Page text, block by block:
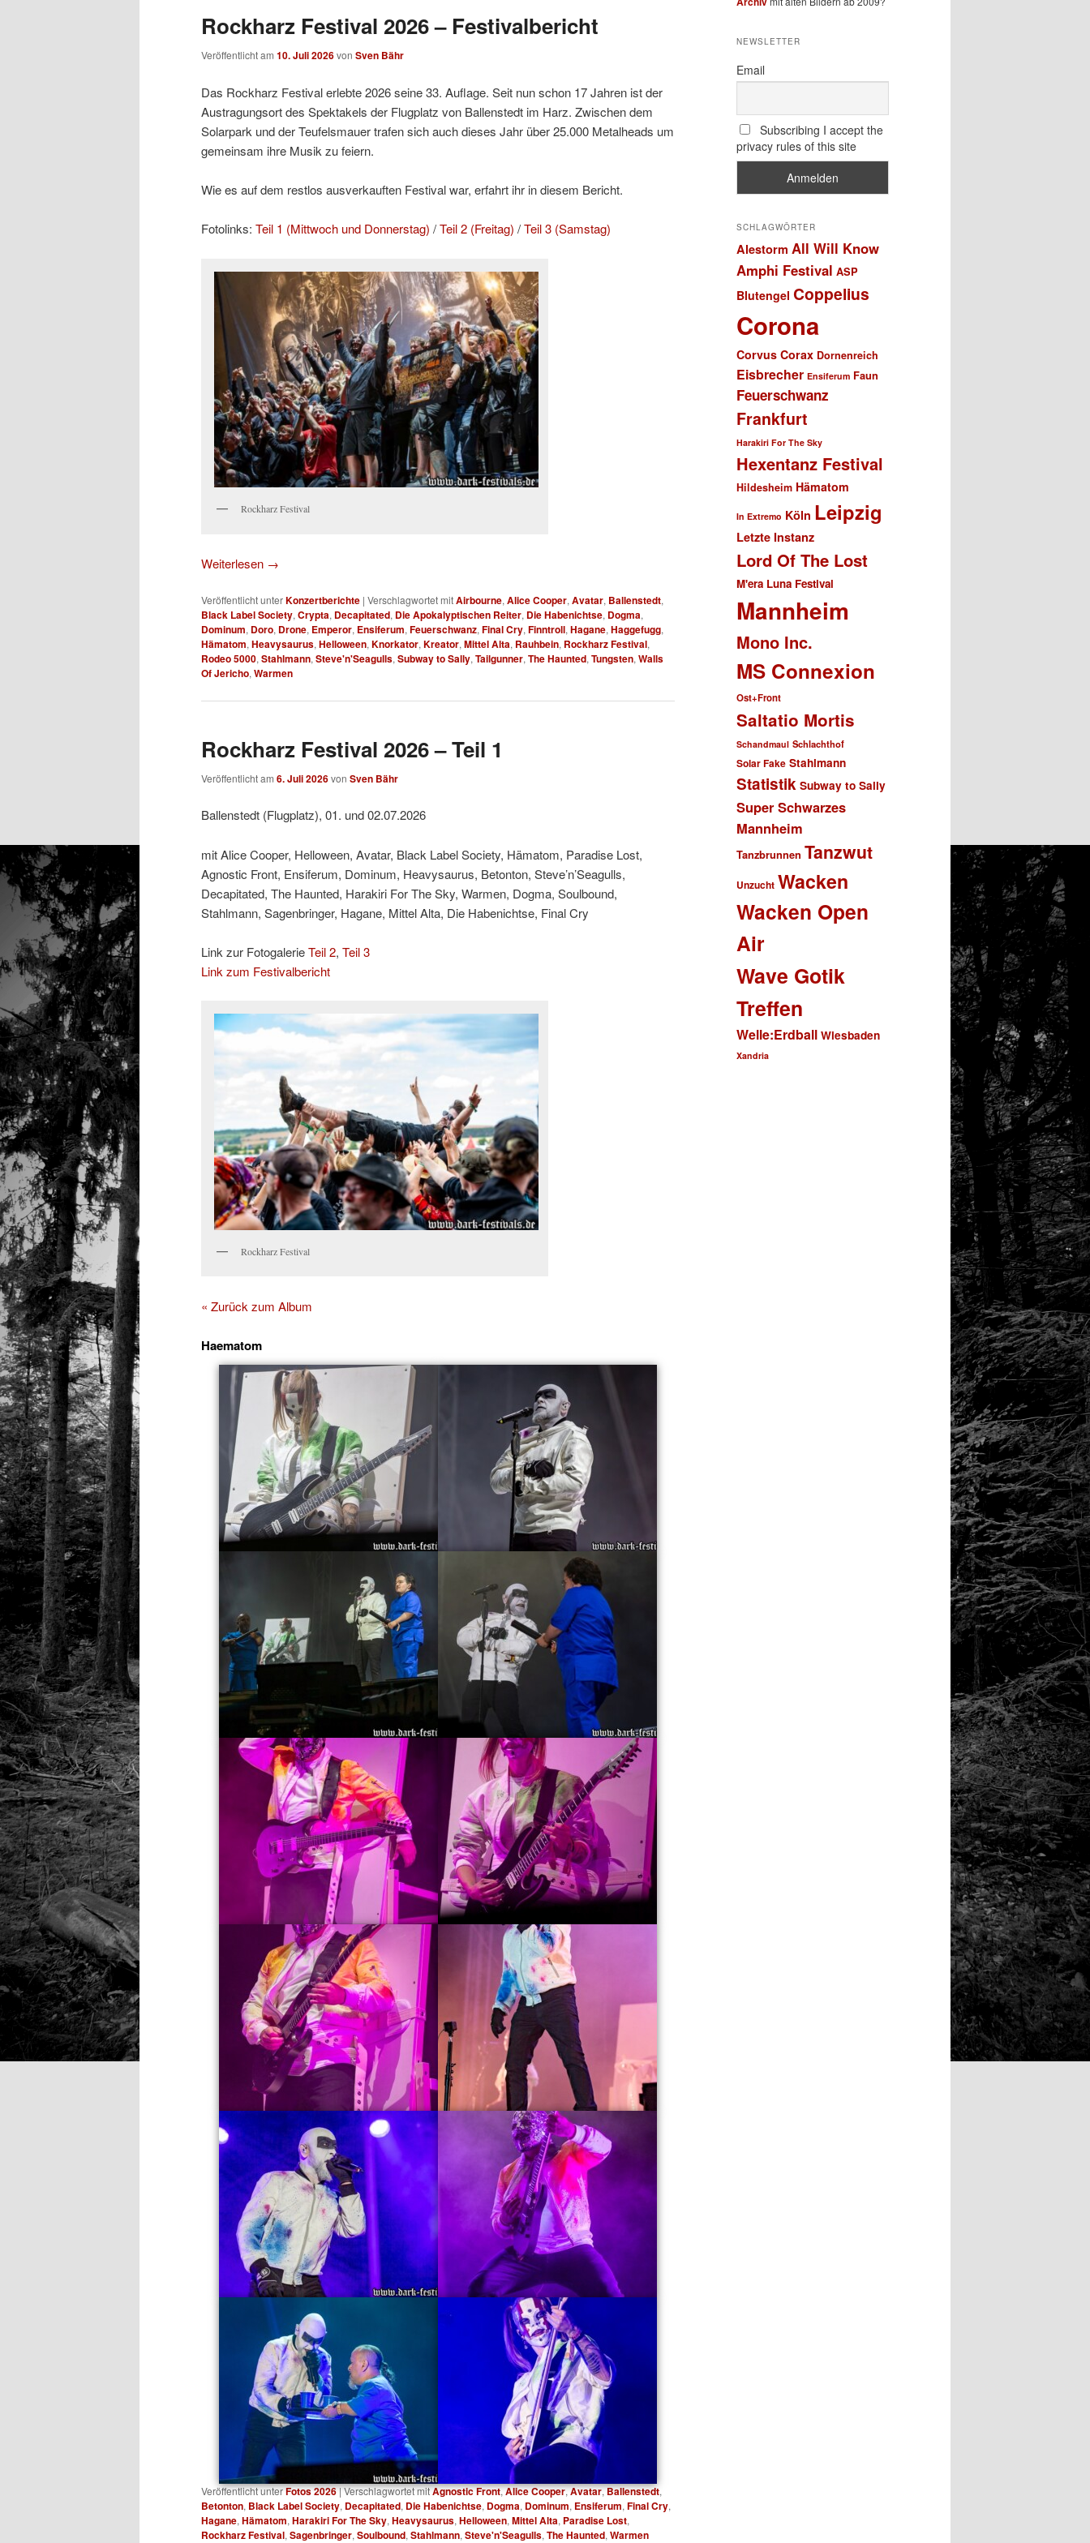
Rockharz Festival 2026 – Festivalbericht
Veröffentlicht am 10. Juli 2026von Sven Bähr
Das Rockharz Festival erlebte 2026 seine 33. Auflage. Seit nun schon 17 Jahren ist der
Austragungsort des Spektakels der Flugplatz von Ballenstedt im Harz. Zwischen dem
Solarpark und der Teufelsmauer trafen sich auch dieses Jahr über 25.000 Metalheads um
gemeinsam ihre Musik zu feiern.
Wie es auf dem restlos ausverkauften Festival war, erfahrt ihr in diesem Bericht.
Fotolinks: Teil 1 (Mittwoch und Donnerstag) /Teil 2 (Freitag) /Teil 3 (Samstag)
Rockharz Festival
Weiterlesen →
Veröffentlicht unterKonzertberichte | Verschlagwortet mitAirbourne, Alice Cooper, Avatar, Ballenstedt,
Black Label Society, Crypta, Decapitated, Die Apokalyptischen Reiter, Die Habenichtse, Dogma,
Dominum, Doro, Drone, Emperor, Ensiferum, Feuerschwanz, Final Cry, Finntroll, Hagane, Haggefugg,
Hämatom, Heavysaurus, Helloween, Knorkator, Kreator, Mittel Alta, Rauhbein, Rockharz Festival,
Rodeo 5000, Stahlmann, Steve'n'Seagulls, Subway to Sally, Tailgunner, The Haunted, Tungsten, Walls
Of Jericho, Warmen
Rockharz Festival 2026 – Teil 1
Veröffentlicht am 6. Juli 2026von Sven Bähr
Ballenstedt (Flugplatz), 01. und 02.07.2026
mit Alice Cooper, Helloween, Avatar, Black Label Society, Hämatom, Paradise Lost,
Agnostic Front, Ensiferum, Dominum, Heavysaurus, Betonton, Steve’n’Seagulls,
Decapitated, The Haunted, Harakiri For The Sky, Warmen, Dogma, Soulbound,
Stahlmann, Sagenbringer, Hagane, Mittel Alta, Die Habenichtse, Final Cry
Link zur FotogalerieTeil 2, Teil 3
Link zum Festivalbericht
Rockharz Festival
« Zurück zum Album
Haematom
Veröffentlicht unterFotos 2026|Verschlagwortet mitAgnostic Front,Alice Cooper,Avatar,Ballenstedt,
Betonton, Black Label Society, Decapitated, Die Habenichtse, Dogma, Dominum, Ensiferum, Final Cry,
Hagane, Hämatom, Harakiri For The Sky, Heavysaurus, Helloween, Mittel Alta, Paradise Lost,
Rockharz Festival, Sagenbringer, Soulbound, Stahlmann, Steve'n'Seagulls, The Haunted, Warmen
NEWSLETTER
Email
Subscribing I accept the
privacy rules of this site
SCHLAGWÖRTER
Alestorm All Will Know
Amphi Festival ASP
Blutengel Coppelius
Corona
Corvus Corax Dornenreich
Eisbrecher Ensiferum Faun
Feuerschwanz
Frankfurt
Harakiri For The Sky
Hexentanz Festival
Hildesheim Hämatom
In Extremo Köln Leipzig
Letzte Instanz
Lord Of The Lost
M'era Luna Festival
Mannheim
Mono Inc.
MS Connexion
Ost+Front
Saltatio Mortis
Schandmaul Schlachthof
Solar Fake Stahlmann
Statistik Subway to Sally
Super Schwarzes
Mannheim
Tanzbrunnen Tanzwut
Unzucht Wacken
Wacken Open
Air
Wave Gotik
Treffen
Welle:Erdball Wiesbaden
Xandria